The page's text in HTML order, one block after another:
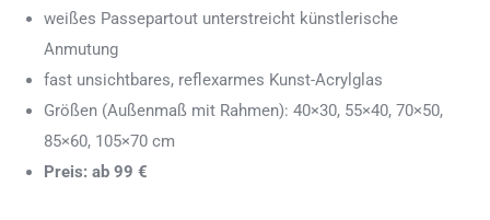
weißes Passepartout unterstreicht künstlerische
Anmutung
fast unsichtbares, reflexarmes Kunst-Acrylglas
Größen (Außenmaß mit Rahmen): 40×30, 55×40, 70×50,
85×60, 105×70 cm
Preis: ab 99 €